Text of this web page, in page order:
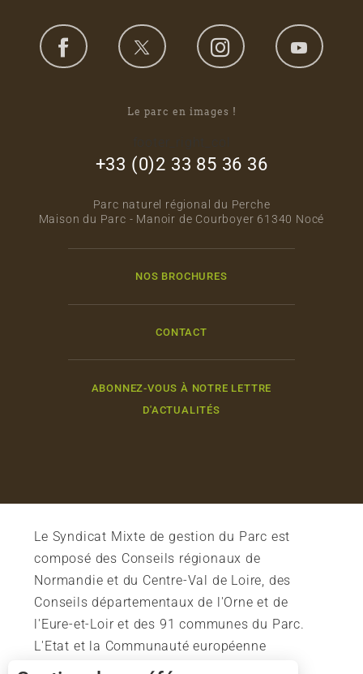
Le parc en images !
+33 (0)2 33 85 36 36
Parc naturel régional du Perche
Maison du Parc - Manoir de Courboyer 61340 Nocé
NOS BROCHURES
CONTACT
ABONNEZ-VOUS À NOTRE LETTRE
D'ACTUALITÉS
Le Syndicat Mixte de gestion du Parc est
composé des Conseils régionaux de
Normandie et du Centre-Val de Loire, des
Conseils départementaux de l'Orne et de
l'Eure-et-Loir et des 91 communes du Parc.
L'Etat et la Communauté européenne
soutiennent également l'action du Parc.